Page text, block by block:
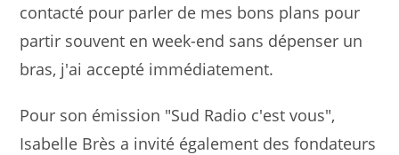
contacté pour parler de mes bons plans pour
partir souvent en week-end sans dépenser un
bras, j'ai accepté immédiatement.
Pour son émission "Sud Radio c'est vous",
Isabelle Brès a invité également des fondateurs